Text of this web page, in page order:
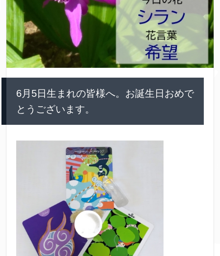
6月5日生まれの皆様へ。お誕生日おめで
とうございます。